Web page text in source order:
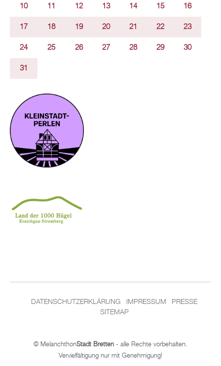
10 11 12 13 14 15 16
17 18 19 20 21 22 23
24 25 26 27 28 29 30
31
DA­TEN­SCHUT­Z­ER­KLÄ­RUNG IM­PRES­SUM
PRES­SE
SITEMAP
© Me­lan­chthonStadt Brett­en - alle Rech­te vor­be­hal­ten.
Ver­viel­fäl­ti­gung nur mit Ge­neh­mi­gung!